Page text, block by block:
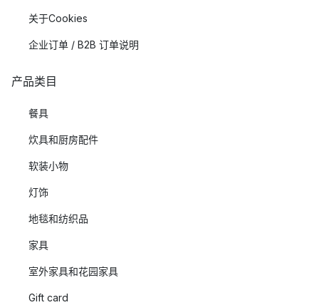
关于Cookies
企业订单 / B2B 订单说明
产品类目
餐具
炊具和厨房配件
软装小物
灯饰
地毯和纺织品
家具
室外家具和花园家具
Gift card